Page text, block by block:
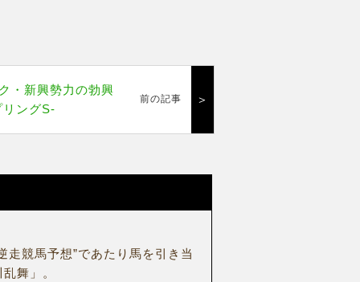
・新興勢力の勃興
ングS-
前の記事 ＞
走競馬予想”であたり馬を引き当
舞」。